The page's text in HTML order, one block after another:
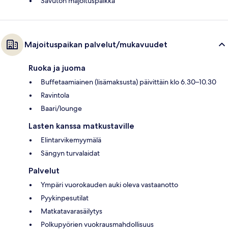
Majoituspaikan palvelut/mukavuudet
Ruoka ja juoma
Buffetaamiainen (lisämaksusta) päivittäin klo 6.30–10.30
Ravintola
Baari/lounge
Lasten kanssa matkustaville
Elintarvikemyymälä
Sängyn turvalaidat
Palvelut
Ympäri vuorokauden auki oleva vastaanotto
Pyykinpesutilat
Matkatavarasäilytys
Polkupyörien vuokrausmahdollisuus